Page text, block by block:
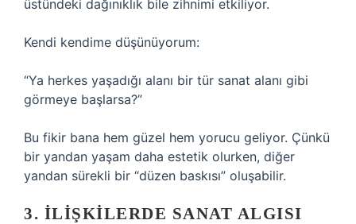
üstündeki dağınıklık bile zihnimi etkiliyor.
Kendi kendime düşünüyorum:
“Ya herkes yaşadığı alanı bir tür sanat alanı gibi
görmeye başlarsa?”
Bu fikir bana hem güzel hem yorucu geliyor. Çünkü
bir yandan yaşam daha estetik olurken, diğer
yandan sürekli bir “düzen baskısı” oluşabilir.
3. İLIŞKILERDE SANAT ALGISI